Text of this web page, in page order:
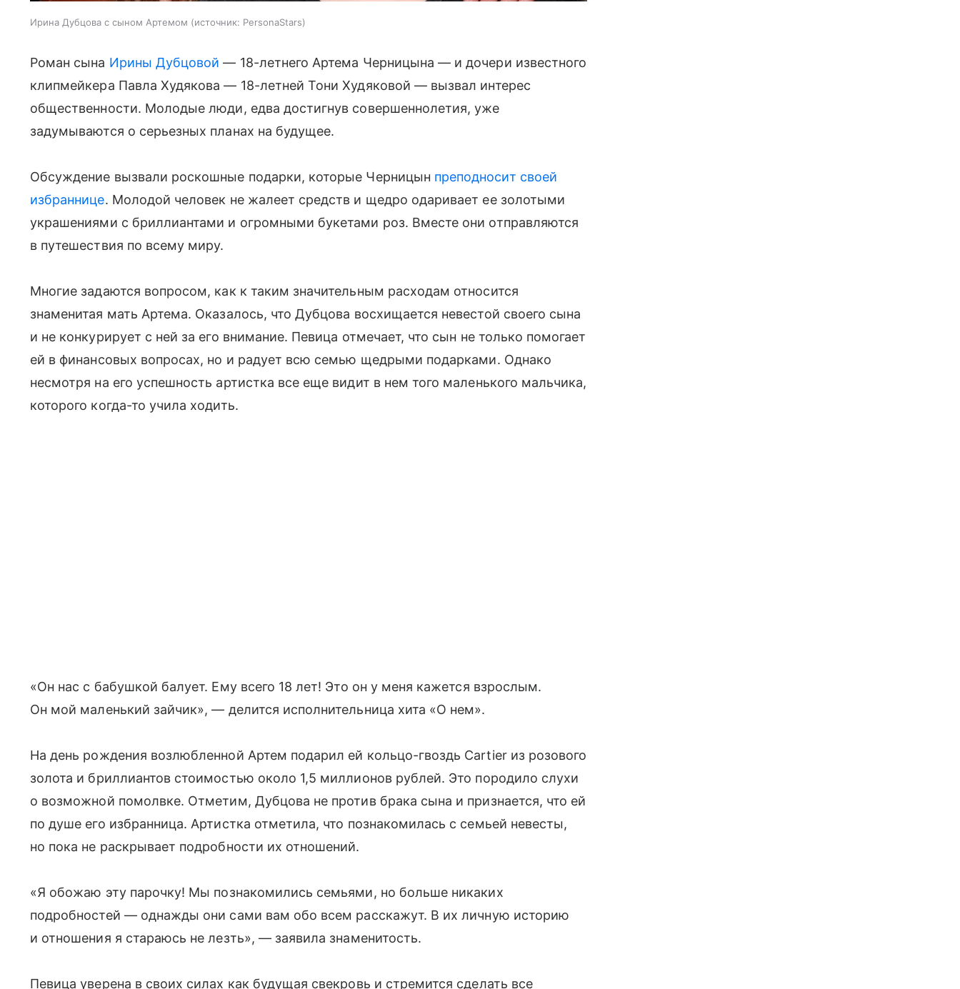
Ирина Дубцова с сыном Артемом источник: PersonaStars
Роман сына Ирины Дубцовой — 18-летнего Артема Черницына — и дочери известного
клипмейкера Павла Худякова — 18-летней Тони Худяковой — вызвал интерес
общественности. Молодые люди, едва достигнув совершеннолетия, уже
задумываются о серьезных планах на будущее.
Обсуждение вызвали роскошные подарки, которые Черницын преподносит своей
избраннице. Молодой человек не жалеет средств и щедро одаривает ее золотыми
украшениями с бриллиантами и огромными букетами роз. Вместе они отправляются
в путешествия по всему миру.
Многие задаются вопросом, как к таким значительным расходам относится
знаменитая мать Артема. Оказалось, что Дубцова восхищается невестой своего сына
и не конкурирует с ней за его внимание. Певица отмечает, что сын не только помогает
ей в финансовых вопросах, но и радует всю семью щедрыми подарками. Однако
несмотря на его успешность артистка все еще видит в нем того маленького мальчика,
которого когда-то учила ходить.
«Он нас с бабушкой балует. Ему всего 18 лет! Это он у меня кажется взрослым.
Он мой маленький зайчик», — делится исполнительница хита «О нем».
На день рождения возлюбленной Артем подарил ей кольцо-гвоздь Cartier из розового
золота и бриллиантов стоимостью около 1,5 миллионов рублей. Это породило слухи
о возможной помолвке. Отметим, Дубцова не против брака сына и признается, что ей
по душе его избранница. Артистка отметила, что познакомилась с семьей невесты,
но пока не раскрывает подробности их отношений.
«Я обожаю эту парочку! Мы познакомились семьями, но больше никаких
подробностей — однажды они сами вам обо всем расскажут. В их личную историю
и отношения я стараюсь не лезть», — заявила знаменитость.
Певица уверена в своих силах как будущая свекровь и стремится сделать все